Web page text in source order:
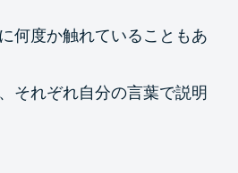
何度か触れていることもあ
それぞれ自分の言葉で説明